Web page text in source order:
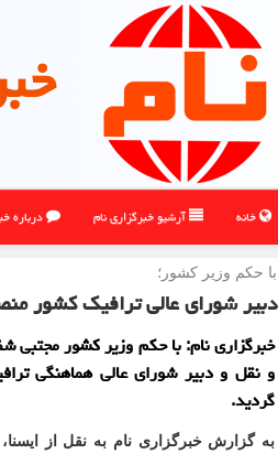
خانه آرشیو خبرگزاری نام درباره
با حكم وزیر كشور؛
دبیر شورای عالی ترافیک کشور
خبرگزاری نام: با حکم وزیر کشور مجتبی
و نقل و دبیر شورای عالی هماهنگی
گردید.
به گزارش خبرگزاری نام به نقل از ایسنا،